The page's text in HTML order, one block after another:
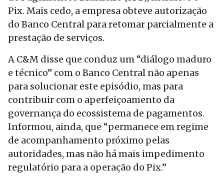
Pix. Mais cedo, a empresa obteve autorização
do Banco Central para retomar parcialmente a
prestação de serviços.
A C&M disse que conduz um “diálogo maduro
e técnico” com o Banco Central não apenas
para solucionar este episódio, mas para
contribuir com o aperfeiçoamento da
governança do ecossistema de pagamentos.
Informou, ainda, que “permanece em regime
de acompanhamento próximo pelas
autoridades, mas não há mais impedimento
regulatório para a operação do Pix.”